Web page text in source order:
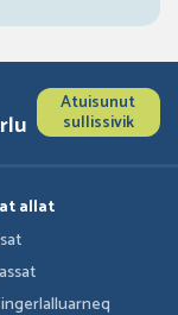
Atuisunut
sullissivik
allat